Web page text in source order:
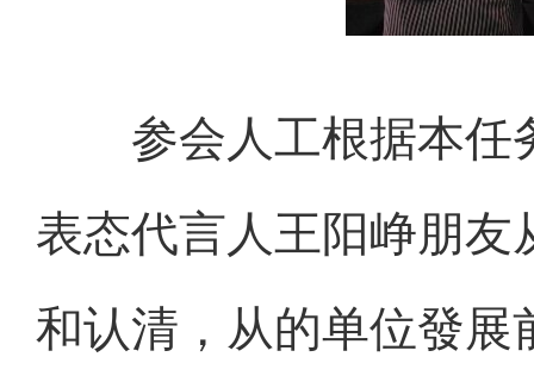
参会人工根据本任
表态代言人王阳峥朋
和认清，从的单位發展